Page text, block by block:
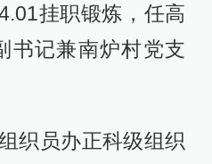
挂职锻炼，任高
书记兼南炉村党支
织员办正科级组织